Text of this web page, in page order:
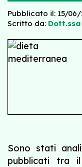
Pubblicato il: 15/06/
Scritto da:
Sono stati
pubblicati tra